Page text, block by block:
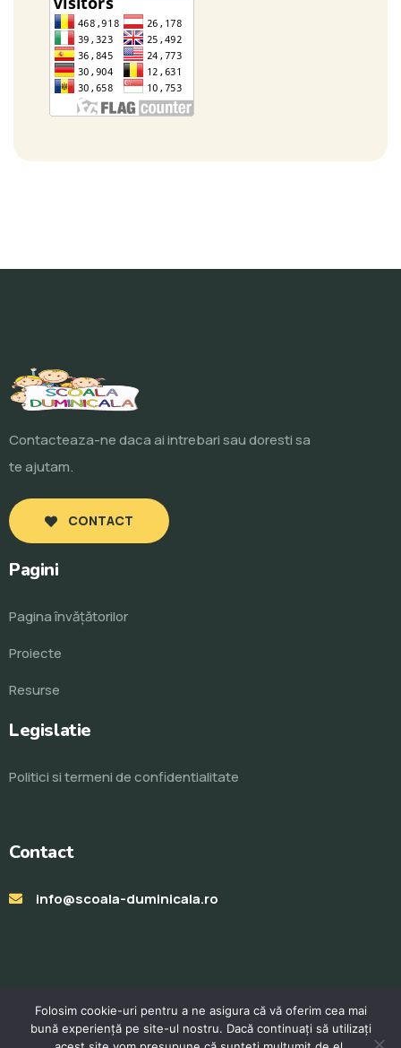
Contacteaza-ne daca ai intrebari sau doresti sa
te ajutam.
CONTACT
Pagini
Pagina învăţătorilor
Proiecte
Resurse
Legislatie
Politici si termeni de confidentialitate
Contact
info@scoala-duminicala.ro
Folosim cookie-uri pentru a ne asigura că vă oferim cea mai
bună experiență pe site-ul nostru. Dacă continuați să utilizați